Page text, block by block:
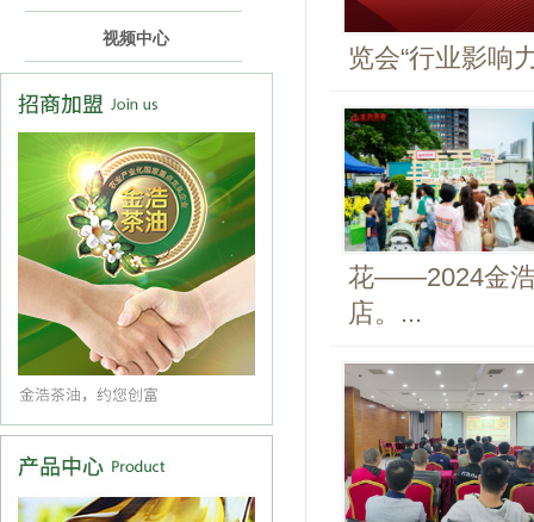
视频中心
览会“行业影响
花——2024金浩
店。...